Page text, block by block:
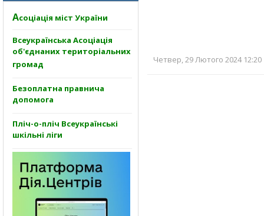
Асоціація міст України
Всеукраїнська Асоціація
об'єднаних територіальних
громад
Безоплатна правнича
допомога
Пліч-о-пліч Всеукраїнські
шкільні ліги
Четвер, 29 Лютого 2024